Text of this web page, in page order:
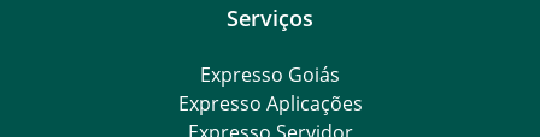
Serviços
Expresso Goiás
Expresso Aplicações